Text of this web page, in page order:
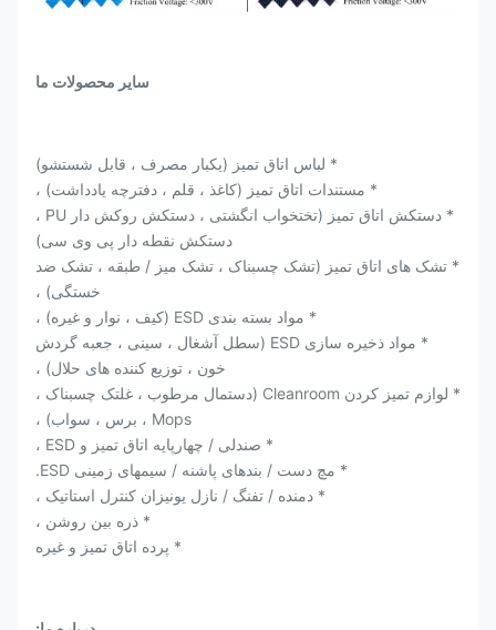
سایر محصولات ما
* لباس اتاق تمیز (یکبار مصرف ، قابل شستشو)
* مستندات اتاق تمیز (کاغذ ، قلم ، دفترچه یادداشت) ،
* دستکش اتاق تمیز (تختخواب انگشتی ، دستکش روکش دار PU ،
دستکش نقطه دار پی وی سی)
* تشک های اتاق تمیز (تشک چسبناک ، تشک میز / طبقه ، تشک ضد
خستگی) ،
* مواد بسته بندی ESD (کیف ، نوار و غیره) ،
* مواد ذخیره سازی ESD (سطل آشغال ، سینی ، جعبه گردش
خون ، توزیع کننده های حلال) ،
* لوازم تمیز کردن Cleanroom (دستمال مرطوب ، غلتک چسبناک ،
Mops ، برس ، سواب) ،
* صندلی / چهارپایه اتاق تمیز و ESD ،
* مچ دست / بندهای پاشنه / سیمهای زمینی ESD.
* دمنده / تفنگ / نازل یونیزان كنترل استاتیک ،
* ذره بین روشن ،
* پرده اتاق تمیز و غیره